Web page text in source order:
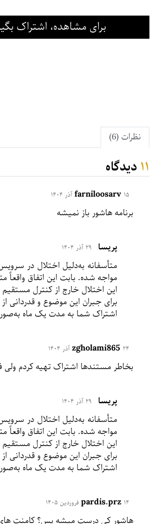
برای مشاهده، اشتراک
نظرات (6)
۱۱دیدگاه
farniloosarv ۱۵ آذر ۱۴۰۴
برنامه هاشور باز نمیشه
پریسا ۲۹ آذر ۱۴۰۴
متأسفانه به‌دلیل اختلال در
مواجه شده. بابت این اتفاق
این اختلال خارج از کنترل
برای جبران این موضوع و قدردانی
اشتراک شما به مدت یک ماه
zgholami865 ۲۴ آذر ۱۴۰۴
بخاطر مستندها اشتراک تهیه کردم
پریسا ۲۹ آذر ۱۴۰۴
متأسفانه به‌دلیل اختلال در
مواجه شده. بابت این اتفاق
این اختلال خارج از کنترل
برای جبران این موضوع و قدردانی
اشتراک شما به مدت یک ماه
pardis.prz ۱۴ فروردین ۱۴۰۵
هاشور کی درست میشه پس؟ کامنت های